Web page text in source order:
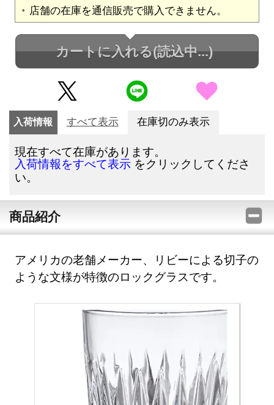
店舗の在庫を通信販売で購入できません。
カートに入れる(読込中...)
入荷情報 すべて表示 在庫切のみ表示
現在すべて在庫があります。
入荷情報をすべて表示 をクリックしてくださ
い。
商品紹介
アメリカの老舗メーカー、リビーによる切子の
ような文様が特徴のロックグラスです。